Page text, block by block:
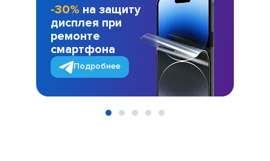
-30% на защиту
дисплея при
ремонте
смартфона
Подробнее